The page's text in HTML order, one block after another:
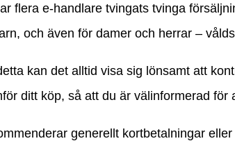
flera e-handlare tvingats tvinga
och även för damer och herrar –
kan det alltid visa sig lönsamt att
ditt köp, så att du är välinformerad för
generellt kortbetalningar